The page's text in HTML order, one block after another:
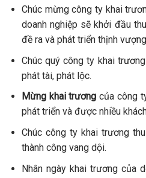
Chúc mừng công ty khai
doanh nghiệp sẽ khởi đầu
đề ra và phát triển thịnh
Chúc quý công ty khai
phát tài, phát lộc.
Mừng khai trương của công
phát triển và được nhiều
Chúc công ty khai trương
thành công vang dội.
Nhân ngày khai trương của